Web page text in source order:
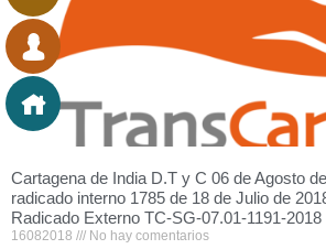
Cartagena de India D.T y C 06 de Agosto
radicado interno 1785 de 18 de Julio de
Radicado Externo TC-SG-07.01-1191-2018
16082018 No hay comentarios